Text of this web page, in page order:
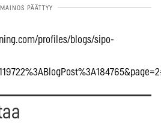
profiles/blogs/sipo-